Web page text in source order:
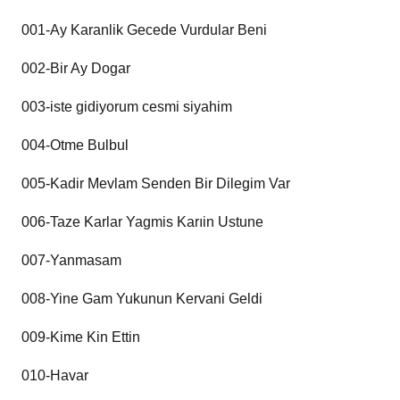
001-Ay Karanlik Gecede Vurdular Beni
002-Bir Ay Dogar
003-iste gidiyorum cesmi siyahim
004-Otme Bulbul
005-Kadir Mevlam Senden Bir Dilegim Var
006-Taze Karlar Yagmis Karıin Ustune
007-Yanmasam
008-Yine Gam Yukunun Kervani Geldi
009-Kime Kin Ettin
010-Havar